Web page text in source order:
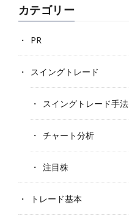
カテゴリー
PR
スイングトレード
スイングトレード手法
チャート分析
注目株
トレード基本